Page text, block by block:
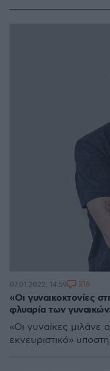
«Οι γυναικοκτονίες
φλυαρία των
«Οι γυναίκες μιλάνε
εκνευριστικό»
07.01.2022, 14:59 216